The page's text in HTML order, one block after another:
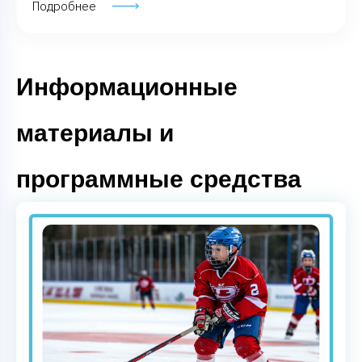
Подробнее
Информационные
материалы и
программные средства